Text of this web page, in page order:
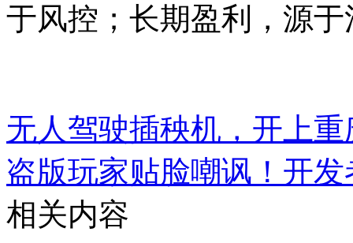
于风控；长期盈利，源于
无人驾驶插秧机，开上
盗版玩家贴脸嘲讽！开
相关内容